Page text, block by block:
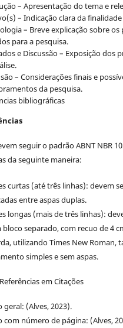
– Apresentação do tema e
– Indicação clara da
– Breve explicação sobre
para a pesquisa.
e Discussão – Exposição dos
– Considerações finais e
da pesquisa.
bibliográficas
seguir o padrão ABNT NBR
da seguinte maneira:
curtas (até três linhas): devem
entre aspas duplas.
longas (mais de três linhas):
bloco separado, com recuo de 4
utilizando Times New Roman,
simples e sem aspas.
em Citações
geral: (Alves, 2023).
com número de página: (Alves,